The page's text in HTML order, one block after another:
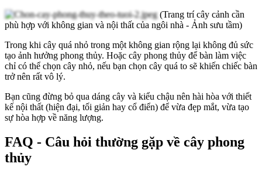
(Trang trí cây cảnh cần
phù hợp với không gian và nội thất của ngôi nhà - Ảnh sưu tầm)
Trong khi cây quá nhỏ trong một không gian rộng lại không đủ sức
tạo ảnh hưởng phong thủy. Hoặc cây phong thủy để bàn làm việc
chỉ có thể chọn cây nhỏ, nếu bạn chọn cây quá to sẽ khiến chiếc bàn
trở nên rất vô lý.
Bạn cũng đừng bỏ qua dáng cây và kiểu chậu nên hài hòa với thiết
kế nội thất (hiện đại, tối giản hay cổ điển) để vừa đẹp mắt, vừa tạo
sự hòa hợp về năng lượng.
FAQ - Câu hỏi thường gặp về cây phong
thủy